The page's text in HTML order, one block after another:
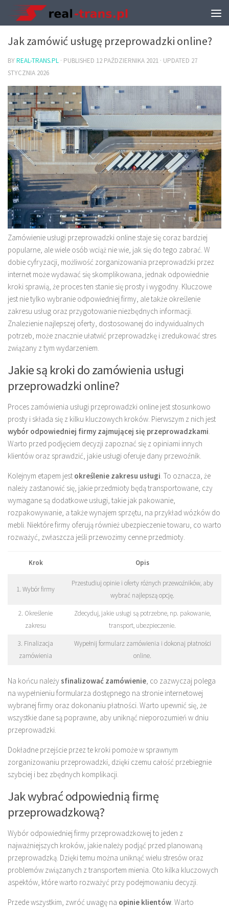
TRANSPORT I PRZEPROWADZKI
Jak zamówić usługę przeprowadzki online?
BYREAL-TRANS.PL · PUBLISHED 12 PAŹDZIERNIKA 2021 · UPDATED 27
STYCZNIA 2026
Zamówienie usługi przeprowadzki online staje się coraz bardziej
popularne, ale wiele osób wciąż nie wie, jak się do tego zabrać. W
dobie cyfryzacji, możliwość zorganizowania przeprowadzki przez
internet może wydawać się skomplikowana, jednak odpowiednie
kroki sprawią, że proces ten stanie się prosty i wygodny. Kluczowe
jest nie tylko wybranie odpowiedniej firmy, ale także określenie
zakresu usług oraz przygotowanie niezbędnych informacji.
Znalezienie najlepszej oferty, dostosowanej do indywidualnych
potrzeb, może znacznie ułatwić przeprowadzkę i zredukować stres
związany z tym wydarzeniem.
Jakie są kroki do zamówienia usługi
przeprowadzki online?
Proces zamówienia usługi przeprowadzki online jest stosunkowo
prosty i składa się z kilku kluczowych kroków. Pierwszym z nich jest
wybór odpowiedniej firmy zajmującej się przeprowadzkami
Warto przed podjęciem decyzji zapoznać się z opiniami innych
klientów oraz sprawdzić, jakie usługi oferuje dany przewoźnik.
Kolejnym etapem jest określenie zakresu usługi . To oznacza, że
należy zastanowić się, jakie przedmioty będą transportowane, czy
wymagane są dodatkowe usługi, takie jak pakowanie,
rozpakowywanie, a także wynajem sprzętu, na przykład wózków do
mebli. Niektóre firmy oferują również ubezpieczenie towaru, co warto
rozważyć, zwłaszcza jeśli przewozimy cenne przedmioty.
Krok Opis
1. Wybór firmy
Przestudiuj opinie i oferty różnych przewoźników, aby
wybrać najlepszą opcję.
2. Określenie
zakresu
Zdecyduj, jakie usługi są potrzebne, np. pakowanie,
transport, ubezpieczenie.
3. Finalizacja
zamówienia
Wypełnij formularz zamówienia i dokonaj płatności
online.
Na końcu należysfinalizować zamówienie, co zazwyczaj polega
na wypełnieniu formularza dostępnego na stronie internetowej
wybranej firmy oraz dokonaniu płatności. Warto upewnić się, że
wszystkie dane są poprawne, aby uniknąć nieporozumień w dniu
przeprowadzki.
Dokładne przejście przez te kroki pomoże w sprawnym
zorganizowaniu przeprowadzki, dzięki czemu całość przebiegnie
szybciej i bez zbędnych komplikacji.
Jak wybrać odpowiednią firmę
przeprowadzkową?
Wybór odpowiedniej firmy przeprowadzkowej to jeden z
najważniejszych kroków, jakie należy podjąć przed planowaną
przeprowadzką. Dzięki temu można uniknąć wielu stresów oraz
problemów związanych z transportem mienia. Oto kilka kluczowych
aspektów, które warto rozważyć przy podejmowaniu decyzji.
Przede wszystkim, zwróć uwagę na opinie klientów. Warto